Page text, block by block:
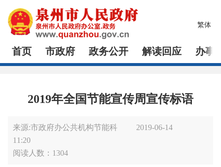
繁体
首页 市政府 政务公开 解读回应 办事
2019年全国节能宣传周宣传标语
来源:市政府办公共机构节能科
2019-06-14
11:20
阅读人数： 1304